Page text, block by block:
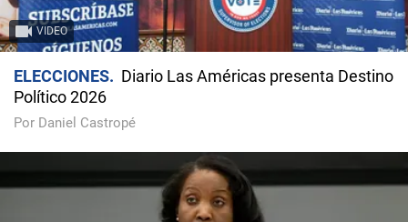
VIDEO
ELECCIONES
Diario Las Américas presenta Destino
Político 2026
Por Daniel Castropé